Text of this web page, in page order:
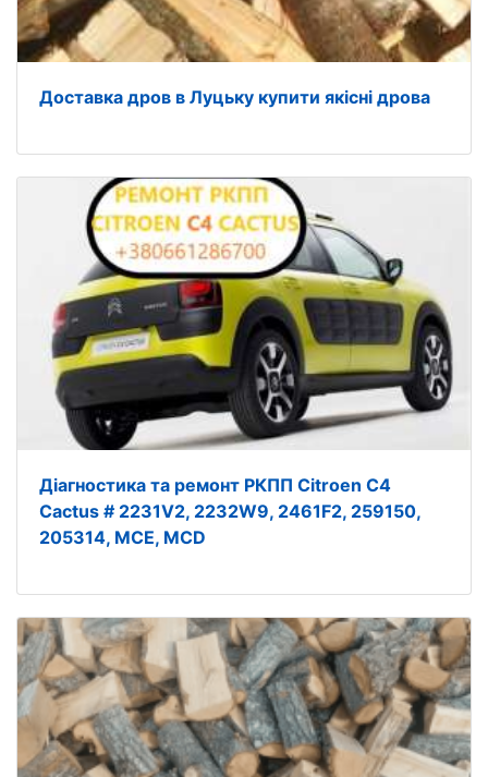
Доставка дров в Луцьку купити якісні дрова
Діагностика та ремонт РКПП Citroen C4
Cactus # 2231V2, 2232W9, 2461F2, 259150,
205314, MCE, MCD